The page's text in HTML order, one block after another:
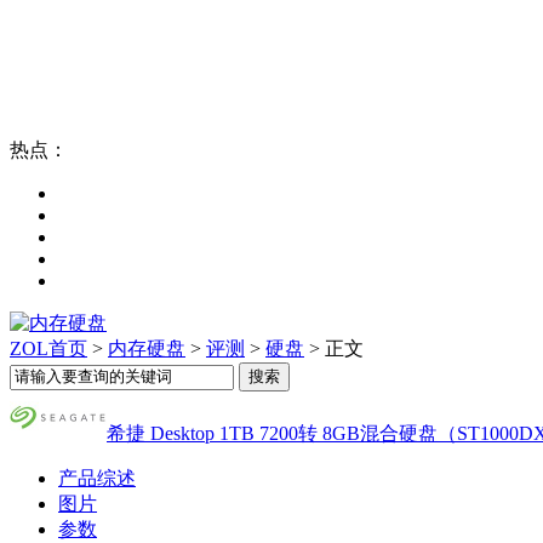
热点：
ZOL首页 > 内存硬盘 > 评测 > 硬盘 > 正文
希捷 Desktop 1TB 7200转 8GB混合硬盘（
产品综述
图片
参数